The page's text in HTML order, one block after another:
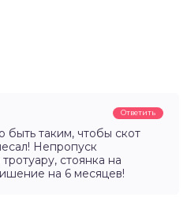
Ответить
таким, чтобы скот
Непропуск
стоянка на
на 6 месяцев!